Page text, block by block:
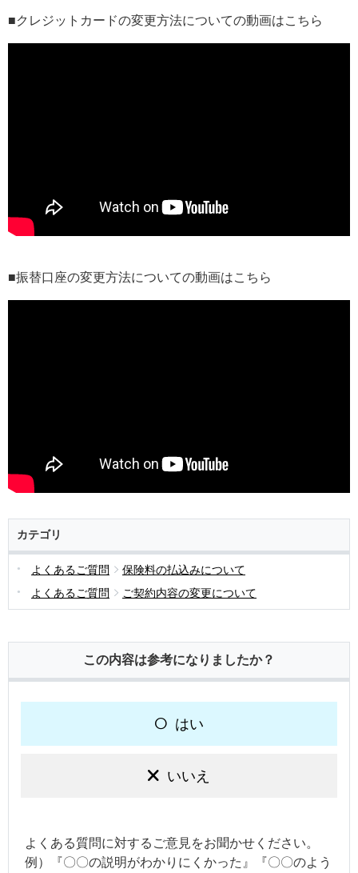
■クレジットカードの変更方法についての動画はこちら
■振替口座の変更方法についての動画はこちら
カテゴリ
よくあるご質問
保険料の払込みについて
よくあるご質問
ご契約内容の変更について
この内容は参考になりましたか？
はい
いいえ
よくある質問に対するご意見をお聞かせください。
例）『〇〇の説明がわかりにくかった』『〇〇のよう